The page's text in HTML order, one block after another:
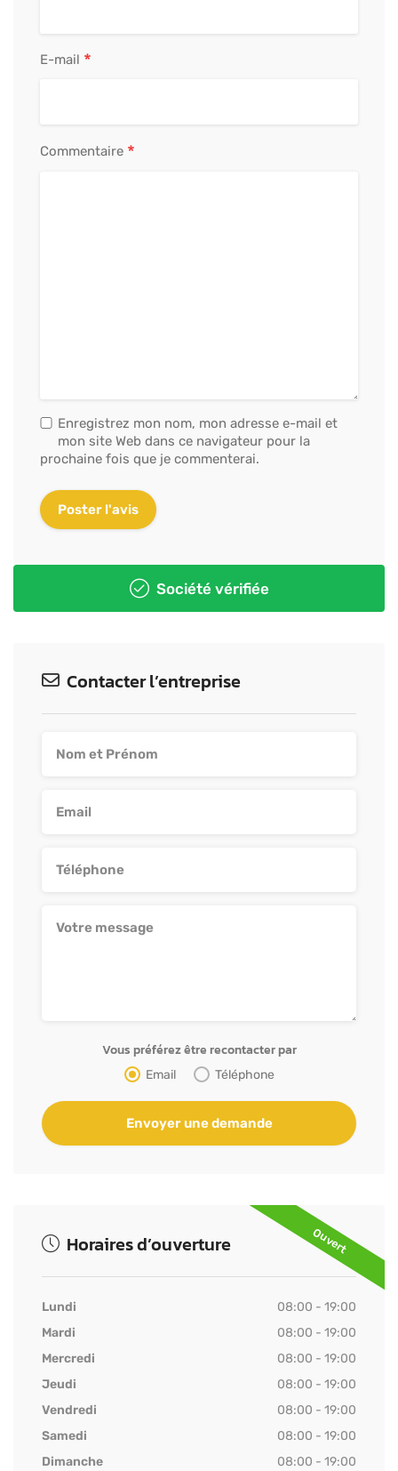
E-mail *
Commentaire *
Enregistrez mon nom, mon adresse e-mail et
mon site Web dans ce navigateur pour la
prochaine fois que je commenterai.
Société vérifiée
Contacter l’entreprise
Vous préférez être recontacter par
Email Téléphone
Ouvert
Horaires d’ouverture
Lundi
08:00 - 19:00
Mardi
08:00 - 19:00
Mercredi
08:00 - 19:00
Jeudi
08:00 - 19:00
Vendredi
08:00 - 19:00
Samedi
08:00 - 19:00
Dimanche
08:00 - 19:00